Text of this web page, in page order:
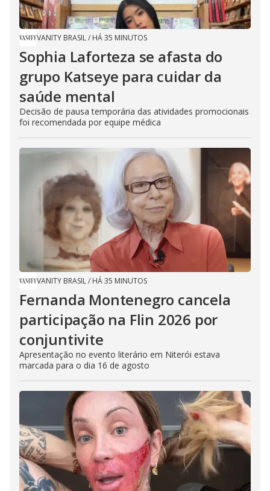
VANITY BRASIL/ HÁ 35 MINUTOS
Sophia Laforteza se afasta do
grupo Katseye para cuidar da
saúde mental
Decisão de pausa temporária das atividades promocionais
foi recomendada por equipe médica
VANITY BRASIL/ HÁ 35 MINUTOS
Fernanda Montenegro cancela
participação na Flin 2026 por
conjuntivite
Apresentação no evento literário em Niterói estava
marcada para o dia 16 de agosto